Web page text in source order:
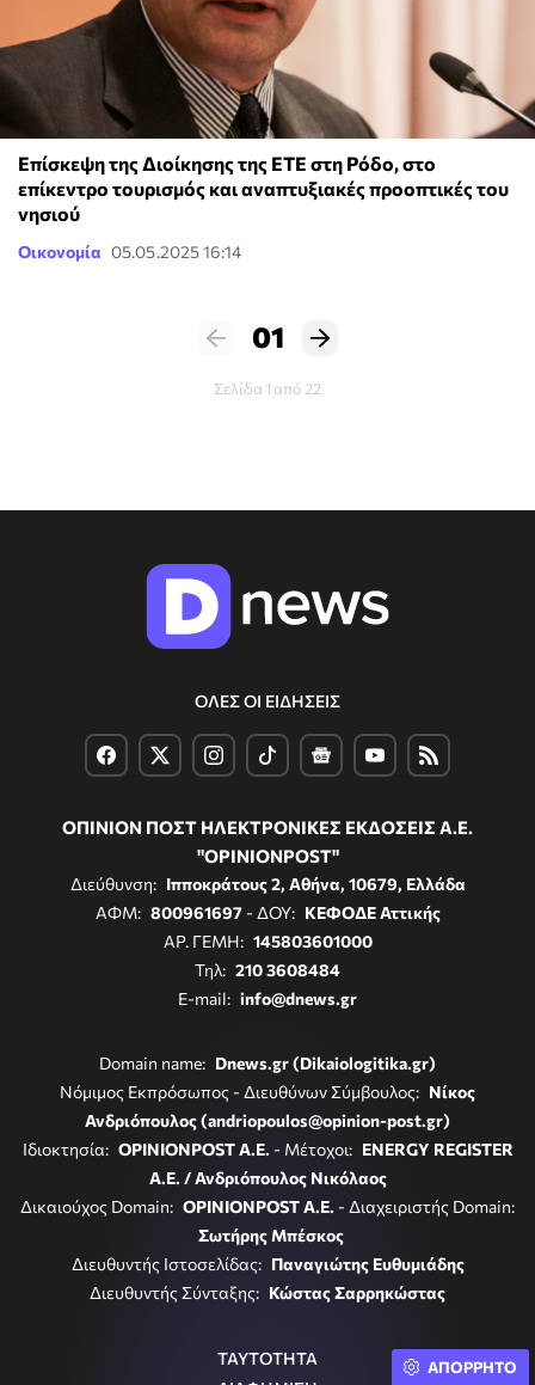
Επίσκεψη της Διοίκησης της ΕΤΕ στη Ρόδο, στο
επίκεντρο τουρισμός και αναπτυξιακές προοπτικές του
νησιού
Οικονομία 05.05.2025 16:14
01
Σελίδα 1 από 22
ΟΛΕΣ ΟΙ ΕΙΔΗΣΕΙΣ
ΟΠΙΝΙΟΝ ΠΟΣΤ ΗΛΕΚΤΡΟΝΙΚΕΣ ΕΚΔΟΣΕΙΣ Α.Ε.
"OPINIONPOST"
Διεύθυνση: Ιπποκράτους 2, Αθήνα, 10679, Ελλάδα
ΑΦΜ: 800961697- ΔΟΥ: ΚΕΦΟΔΕ Αττικής
ΑΡ. ΓΕΜΗ: 145803601000
Τηλ: 210 3608484
E-mail: info@dnews.gr
Domain name: Dnews.gr (Dikaiologitika.gr)
Νόμιμος Εκπρόσωπος - Διευθύνων Σύμβουλος: Νίκος
Ανδριόπουλος (andriopoulos@opinion-post.gr)
Ιδιοκτησία: OPINIONPOST A.E. - Μέτοχοι: ENERGY REGISTER
Α.Ε. / Ανδριόπουλος Νικόλαος
Δικαιούχος Domain: OPINIONPOST A.E. - Διαχειριστής Domain:
Σωτήρης Μπέσκος
Διευθυντής Ιστοσελίδας: Παναγιώτης Ευθυμιάδης
Διευθυντής Σύνταξης: Κώστας Σαρρηκώστας
ΤΑΥΤΟΤΗΤΑ
ΑΠΟΡΡΗΤΟ